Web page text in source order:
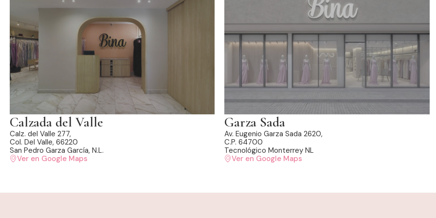
Calzada del Valle
Calz. del Valle 277,
Col. Del Valle, 66220
San Pedro Garza García, N.L.
Ver en Google Maps
Garza Sada
Av. Eugenio Garza Sada 2620,
C.P. 64700
Tecnológico Monterrey NL
Ver en Google Maps